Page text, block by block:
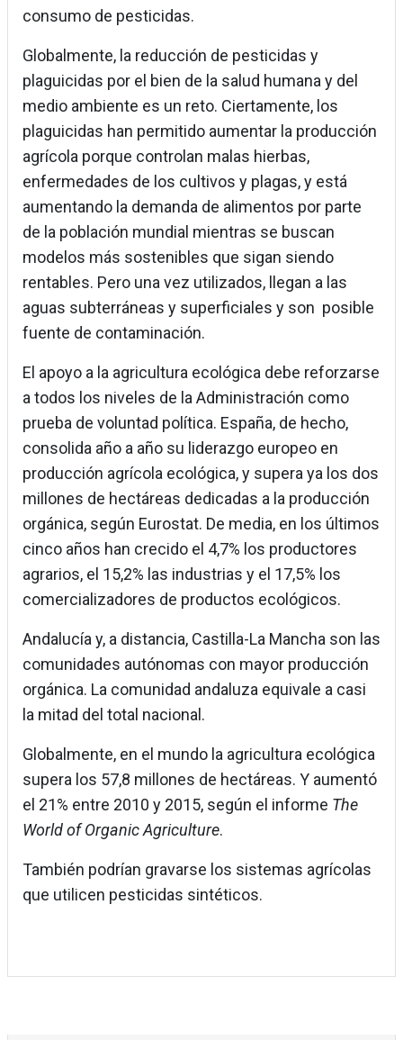
consumo de pesticidas.
Globalmente, la reducción de pesticidas y
plaguicidas por el bien de la salud humana y del
medio ambiente es un reto. Ciertamente, los
plaguicidas han permitido aumentar la producción
agrícola porque controlan malas hierbas,
enfermedades de los cultivos y plagas, y está
aumentando la demanda de alimentos por parte
de la población mundial mientras se buscan
modelos más sostenibles que sigan siendo
rentables. Pero una vez utilizados, llegan a las
aguas subterráneas y superficiales y son posible
fuente de contaminación.
El apoyo a la agricultura ecológica debe reforzarse
a todos los niveles de la Administración como
prueba de voluntad política. España, de hecho,
consolida año a año su liderazgo europeo en
producción agrícola ecológica, y supera ya los dos
millones de hectáreas dedicadas a la producción
orgánica, según Eurostat. De media, en los últimos
cinco años han crecido el 4,7% los productores
agrarios, el 15,2% las industrias y el 17,5% los
comercializadores de productos ecológicos.
Andalucía y, a distancia, Castilla-La Mancha son las
comunidades autónomas con mayor producción
orgánica. La comunidad andaluza equivale a casi
la mitad del total nacional.
Globalmente, en el mundo la agricultura ecológica
supera los 57,8 millones de hectáreas. Y aumentó
el 21% entre 2010 y 2015, según el informe The
World of Organic Agriculture.
También podrían gravarse los sistemas agrícolas
que utilicen pesticidas sintéticos.